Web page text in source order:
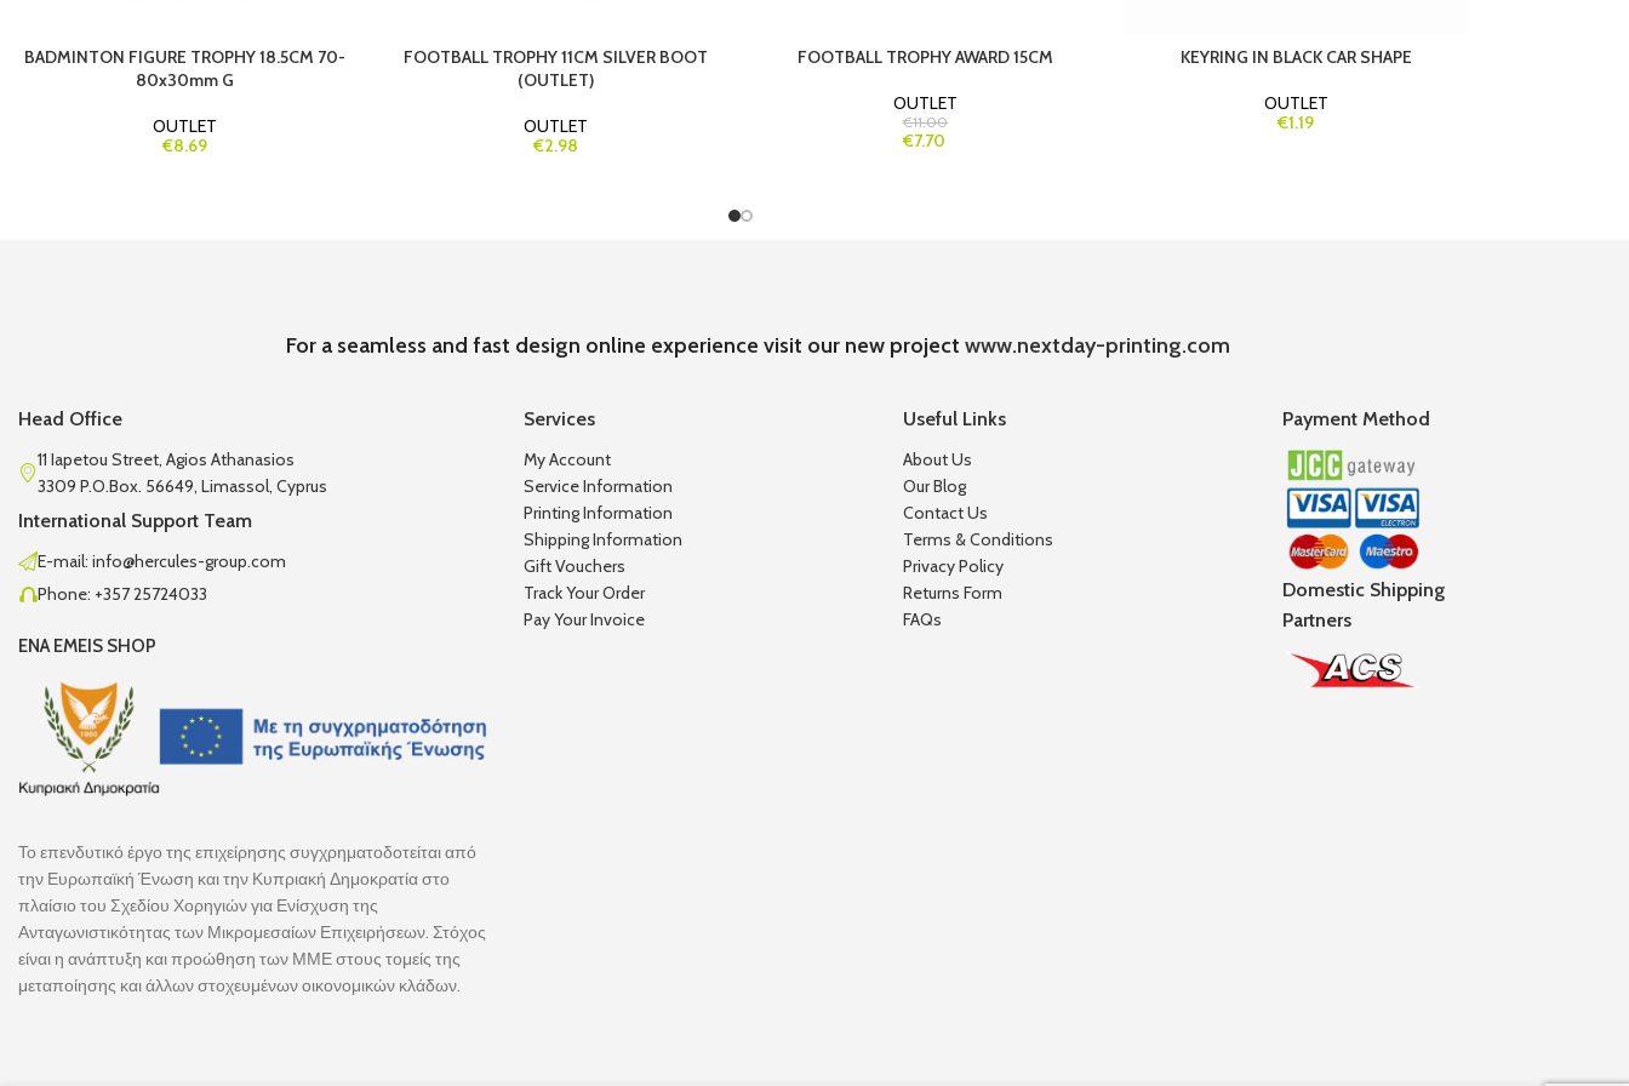
BADMINTON FIGURE TROPHY 18.5CM 70-
80x30mm G
OUTLET
€8.69
FOOTBALL TROPHY 11CM SILVER BOOT
(OUTLET)
OUTLET
€2.98
FOOTBALL TROPHY AWARD 15CM
OUTLET
€11.00
€7.70
KEYRING IN BLACK CAR SHAPE
OUTLET
€1.19
For a seamless and fast design online experience visit our new projectwww.nextday-printing.com
Head Office
11 Iapetou Street, Agios Athanasios
3309 P.O.Box. 56649, Limassol, Cyprus
International Support Team
E-mail: info@hercules-group.com
Phone: +357 25724033
ENA EMEIS SHOP
Το επενδυτικό έργο της επιχείρησης συγχρηματοδοτείται από
την Ευρωπαϊκή Ένωση και την Κυπριακή Δημοκρατία στο
πλαίσιο του Σχεδίου Χορηγιών για Ενίσχυση της
Ανταγωνιστικότητας των Μικρομεσαίων Επιχειρήσεων. Στόχος
είναι η ανάπτυξη και προώθηση των ΜΜΕ στους τομείς της
μεταποίησης και άλλων στοχευμένων οικονομικών κλάδων.
Services
My Account
Service Information
Printing Information
Shipping Information
Gift Vouchers
Track Your Order
Pay Your Invoice
Useful Links
About Us
Our Blog
Contact Us
Terms & Conditions
Privacy Policy
Returns Form
FAQs
Payment Method
Domestic Shipping
Partners